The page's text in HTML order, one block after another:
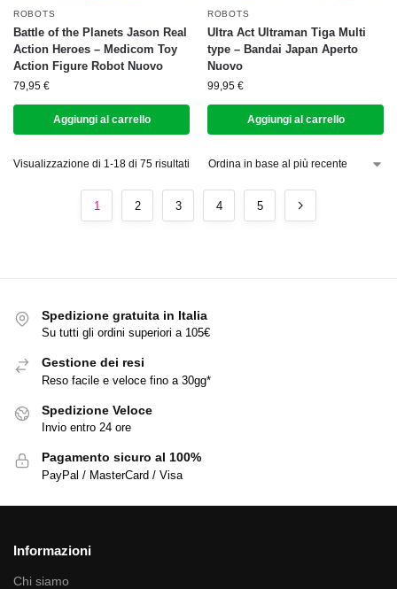
ROBOTS
Battle of the Planets Jason Real
Action Heroes – Medicom Toy
Action Figure Robot Nuovo
79,95 €
Aggiungi al carrello
ROBOTS
Ultra Act Ultraman Tiga Multi
type – Bandai Japan Aperto
Nuovo
99,95 €
Aggiungi al carrello
Visualizzazione di 1-18 di 75 risultati
1 2 3 4 5
Spedizione gratuita in Italia
Su tutti gli ordini superiori a 105€
Gestione dei resi
Reso facile e veloce fino a 30gg*
Spedizione Veloce
Invio entro 24 ore
Pagamento sicuro al 100%
PayPal / MasterCard / Visa
Informazioni
Chi siamo